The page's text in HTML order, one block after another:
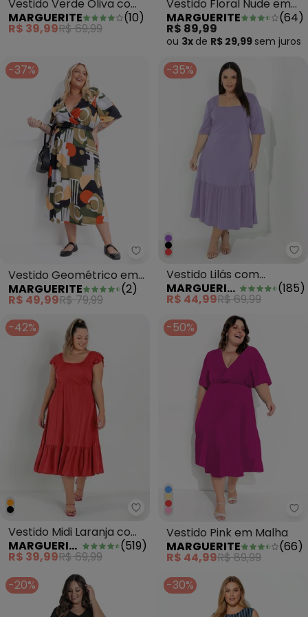
Vestido Verde Oliva com
Amarração
MARGUERITE (10)
R$ 39,99R$ 69,99
Vestido Floral Nude em
Malha
MARGUERITE (64)
R$ 89,99
ou 3x de R$ 29,99 sem juros
-37%
Marguerite - Vestido
Vestido Geométrico em
Malha de Poliéster
MARGUERITE (2)
R$ 49,99R$ 79,99
-35%
Vestido Lilás com
Franzido Plus Size
MARGUERITE (185)
R$ 44,99R$ 69,99
-42%
Marguerite - Vestido Midi
Vestido Midi Laranja com
Franzidos Plus Size
MARGUERITE (519)
R$ 39,99R$ 69,99
-50%
Vestido Pink em Malha
MARGUERITE
(66)
R$ 44,99R$ 89,99
-20%
-30%